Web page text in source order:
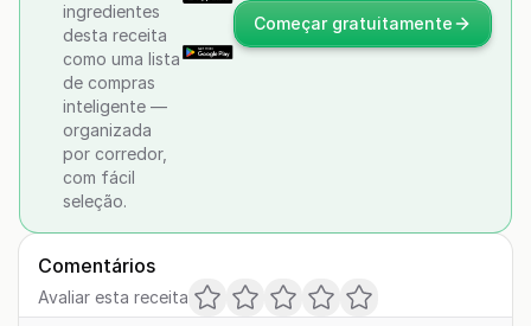
ingredientes
desta receita
como uma lista
de compras
inteligente —
organizada
por corredor,
com fácil
seleção.
Começar gratuitamente
Comentários
Avaliar esta receita